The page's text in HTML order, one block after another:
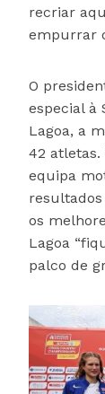
recriar
empurrar
O
especial à
Lagoa, a
42 atletas.
equipa
os
Lagoa
palco de